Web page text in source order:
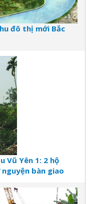
đô thị mới Bắc
Vũ Yên 1: 2 hộ
bàn giao